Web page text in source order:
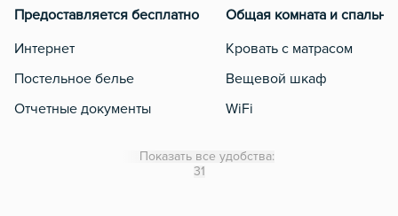
Предоставляется бесплатно
Интернет
Постельное белье
Отчетные документы
Общая комната и спальня
Кровать с матрасом
Вещевой шкаф
WiFi
Показать все удобства:
31